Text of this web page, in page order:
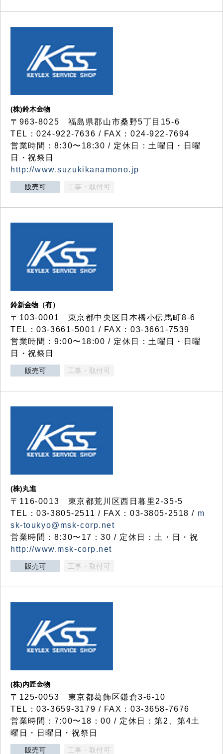
(株)鈴木金物
〒963-8025 福島県郡山市桑野5丁目15-6
TEL：024-922-7636 / FAX：024-922-7694
営業時間：8:30〜18:30 / 定休日：土曜日・日曜
日・祝祭日
http://www.suzukikanamono.jp
販売可 工事・取付可
鈴新金物（有）
〒103-0001 東京都中央区日本橋小伝馬町8-6
TEL：03-3661-5001 / FAX：03-3661-7539
営業時間：9:00〜18:00 / 定休日：土曜日・日曜
日・祝祭日
販売可 工事・取付可
(株)丸進
〒116-0013 東京都荒川区西日暮里2-35-5
TEL：03-3805-2511 / FAX：03-3805-2518 / m
sk-toukyo@msk-corp.net
営業時間：8:30〜17：30 / 定休日：土・日・祝
http://www.msk-corp.net
販売可 工事・取付可
(株)内匠金物
〒125-0053 東京都葛飾区鎌倉3-6-10
TEL：03-3659-3179 / FAX：03-3658-7676
営業時間：7:00〜18：00 / 定休日：第2、第4土
曜日・日曜日・祝祭日
販売可 工事・取付可